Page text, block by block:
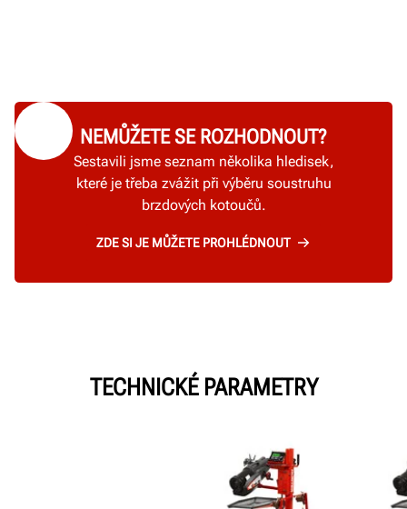
NEMŮŽETE SE ROZHODNOUT?
Sestavili jsme seznam několika hledisek,
které je třeba zvážit při výběru soustruhu
brzdových kotoučů.
ZDE SI JE MŮŽETE PROHLÉDNOUT
TECHNICKÉ PARAMETRY